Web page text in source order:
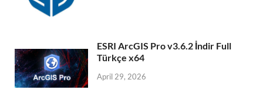
ESRI ArcGIS Pro v3.6.2 İndir Full
Türkçe x64
April 29, 2026